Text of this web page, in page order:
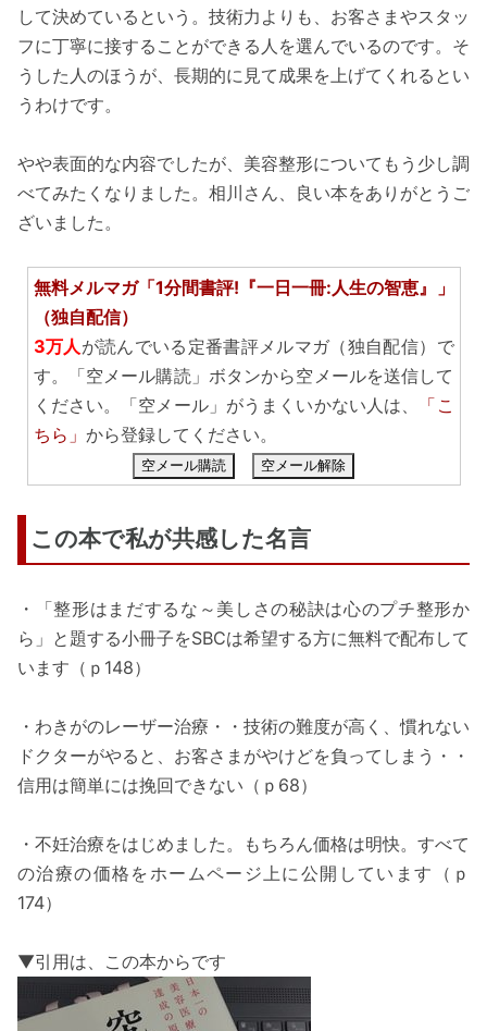
して決めているという。技術力よりも、お客さまやスタッ
フに丁寧に接することができる人を選んでいるのです。そ
うした人のほうが、長期的に見て成果を上げてくれるとい
うわけです。
やや表面的な内容でしたが、美容整形についてもう少し調
べてみたくなりました。相川さん、良い本をありがとうご
ざいました。
無料メルマガ「1分間書評!『一日一冊:人生の智恵』」
（独自配信）
3万人が読んでいる定番書評メルマガ（独自配信）で
す。「空メール購読」ボタンから空メールを送信して
ください。「空メール」がうまくいかない人は、
「こ
ちら」 から登録してください。
空メール購読 空メール解除
この本で私が共感した名言
・「整形はまだするな～美しさの秘訣は心のプチ整形か
ら」と題する小冊子をSBCは希望する方に無料で配布して
います（ｐ148）
・わきがのレーザー治療・・技術の難度が高く、慣れない
ドクターがやると、お客さまがやけどを負ってしまう・・
信用は簡単には挽回できない（ｐ68）
・不妊治療をはじめました。もちろん価格は明快。すべて
の治療の価格をホームページ上に公開しています（ｐ
174）
▼引用は、この本からです